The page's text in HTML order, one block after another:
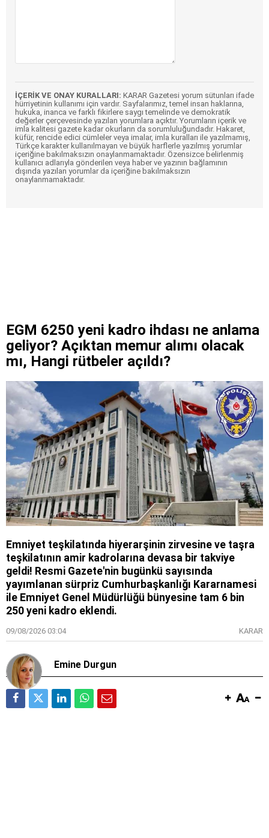
İÇERİK VE ONAY KURALLARI: KARAR Gazetesi yorum sütunları ifade
hürriyetinin kullanımı için vardır. Sayfalarımız, temel insan haklarına,
hukuka, inanca ve farklı fikirlere saygı temelinde ve demokratik
değerler çerçevesinde yazılan yorumlara açıktır. Yorumların içerik ve
imla kalitesi gazete kadar okurların da sorumluluğundadır. Hakaret,
küfür, rencide edici cümleler veya imalar, imla kuralları ile yazılmamış,
Türkçe karakter kullanılmayan ve büyük harflerle yazılmış yorumlar
içeriğine bakılmaksızın onaylanmamaktadır. Özensizce belirlenmiş
kullanıcı adlarıyla gönderilen veya haber ve yazının bağlamının
dışında yazılan yorumlar da içeriğine bakılmaksızın
onaylanmamaktadır.
EGM 6250 yeni kadro ihdası ne anlama
geliyor? Açıktan memur alımı olacak
mı, Hangi rütbeler açıldı?
Emniyet teşkilatında hiyerarşinin zirvesine ve taşra
teşkilatının amir kadrolarına devasa bir takviye
geldi! Resmi Gazete'nin bugünkü sayısında
yayımlanan sürpriz Cumhurbaşkanlığı Kararnamesi
ile Emniyet Genel Müdürlüğü bünyesine tam 6 bin
250 yeni kadro eklendi.
09/08/2026 03:04 KARAR
Emine Durgun